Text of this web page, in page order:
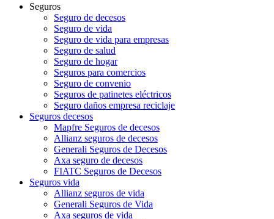
Seguros
Seguro de decesos
Seguro de vida
Seguro de vida para empresas
Seguro de salud
Seguro de hogar
Seguros para comercios
Seguro de convenio
Seguros de patinetes eléctricos
Seguro daños empresa reciclaje
Seguros decesos
Mapfre Seguros de decesos
Allianz seguros de decesos
Generali Seguros de Decesos
Axa seguro de decesos
FIATC Seguros de Decesos
Seguros vida
Allianz seguros de vida
Generali Seguros de Vida
Axa seguros de vida